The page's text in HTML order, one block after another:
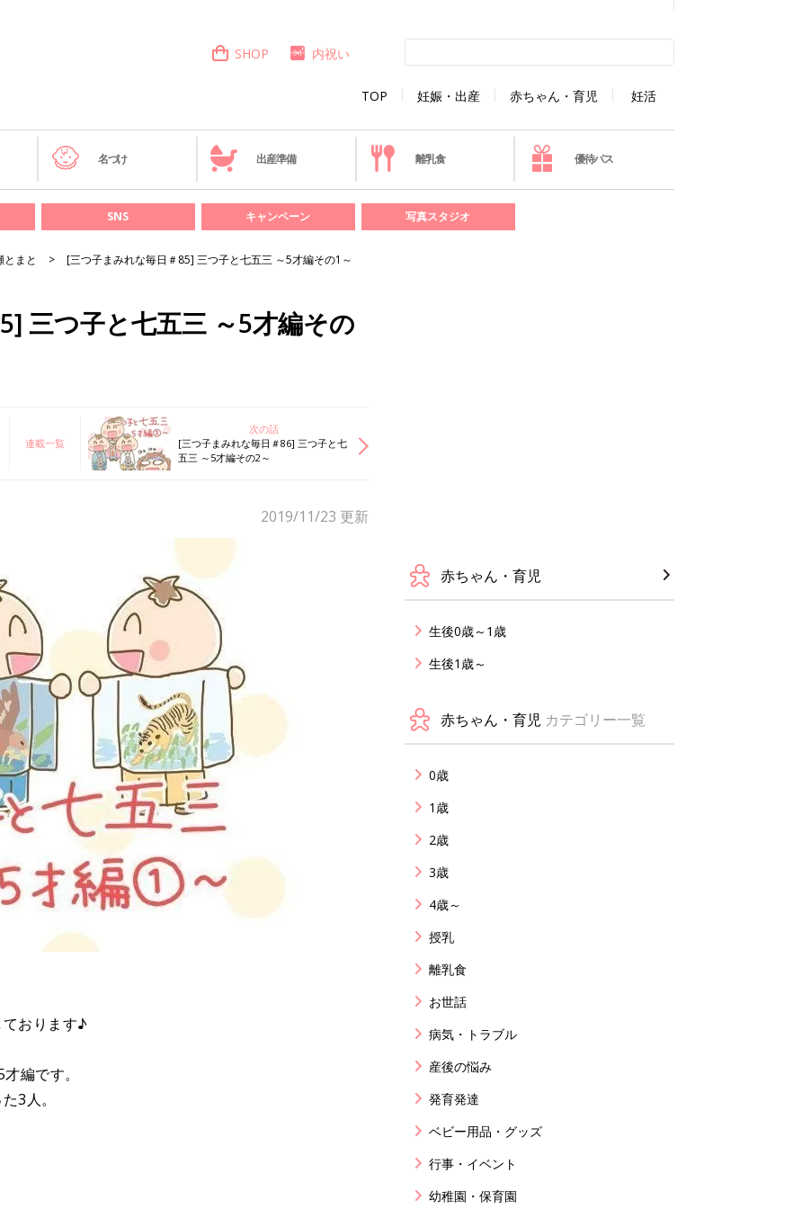
TOP 妊娠・出産 赤ちゃん・育児 妊活
SHOP 内祝い
名づけ 出産準備 離乳食 優待パス
SNS キャンペーン 写真スタジオ
とまと [三つ子まみれな毎日＃85] 三つ子と七五三 ～5才編その1～
三つ子と七五三 ～5才編その
連載一覧
次の話
[三つ子まみれな毎日＃86] 三つ子と七
五三 ～5才編その2～
2019/11/23 更新
おります♪
編です。
3人。
赤ちゃん・育児
生後0歳～1歳
生後1歳～
赤ちゃん・育児 カテゴリー一覧
0歳
1歳
2歳
3歳
4歳～
授乳
離乳食
お世話
病気・トラブル
産後の悩み
発育発達
ベビー用品・グッズ
行事・イベント
幼稚園・保育園